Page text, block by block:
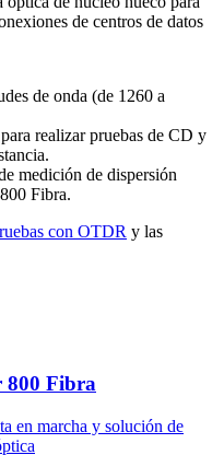
de centros de datos
de onda (de 1260 a
realizar pruebas de CD y
medición de dispersión
Fibra.
con OTDR y las
800 Fibra
en marcha y solución de